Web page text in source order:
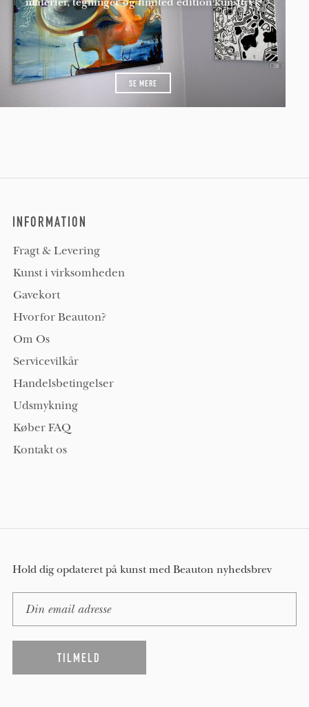
SE MERE
INFORMATION
Fragt & Levering
Kunst i virksomheden
Gavekort
Hvorfor Beauton?
Om Os
Servicevilkår
Handelsbetingelser
Udsmykning
Køber FAQ
Kontakt os
Hold dig opdateret på kunst med Beauton nyhedsbrev